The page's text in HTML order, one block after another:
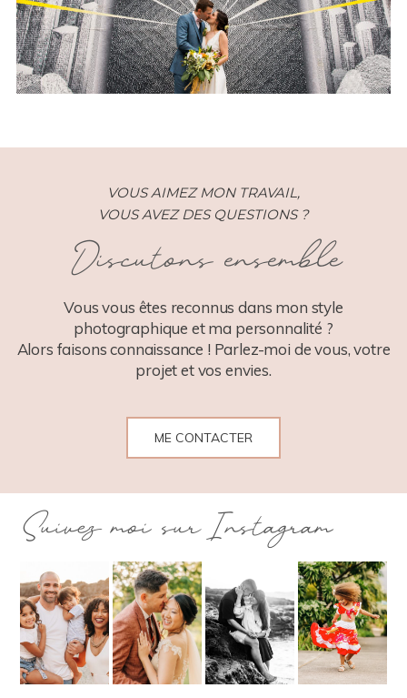
VOUS AIMEZ MON TRAVAIL,
VOUS AVEZ DES QUESTIONS ?
Discutons ensemble
Vous vous êtes reconnus dans mon style
photographique et ma personnalité ?
Alors faisons connaissance ! Parlez-moi de vous, votre
projet et vos envies.
ME CONTACTER
Suivez moi sur Instagram